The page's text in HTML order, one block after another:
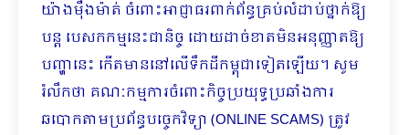
យ៉ាងម៉ឺងម៉ាត់ ចំពោះអាជ្ញាធរពាក់ព័ន្ធគ្រប់លំដាប់ថ្នាក់ឱ្យ
បន្ត បេសកកម្មនេះជានិច្ច ដោយដាច់ខាតមិនអនុញ្ញាតឱ្យ
បញ្ហានេះ កើតមាននៅលើទឹកដីកម្ពុជាទៀតឡើយ។ សូម
រំលឹកថា គណៈកម្មការចំពោះកិច្ចប្រយុទ្ធប្រឆាំងការ
ឆបោកតាមប្រព័ន្ធបច្ចេកវិទ្យា (ONLINE SCAMS) ត្រូវ